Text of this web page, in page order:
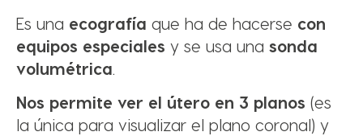
Es una ecografía que ha de hacerse con
equipos especiales y se usa una sonda
volumétrica
Nos permite ver el útero en 3 planos (es
la única para visualizar el plano coronal) y